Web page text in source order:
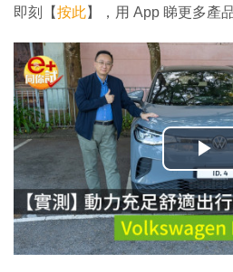
即刻【按此】，用 App 睇更多產
播
放
影